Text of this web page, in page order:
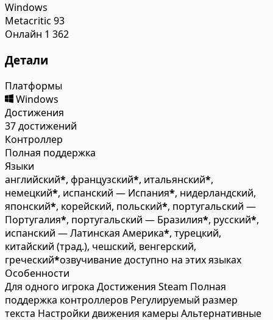
Windows
Metacritic 93
Онлайн 1 362
Детали
Платформы
Windows
Достижения
37 достижений
Контроллер
Полная поддержка
Языки
английский*, французский*, итальянский*,
немецкий*, испанский — Испания*, нидерландский,
японский*, корейский, польский*, португальский —
Португалия*, португальский — Бразилия*, русский*,
испанский — Латинская Америка*, турецкий,
китайский (трад.), чешский, венгерский,
греческий*озвучивание доступно на этих языках
Особенности
Для одного игрока Достижения Steam Полная
поддержка контроллеров Регулируемый размер
текста Настройки движения камерыАльтернативные